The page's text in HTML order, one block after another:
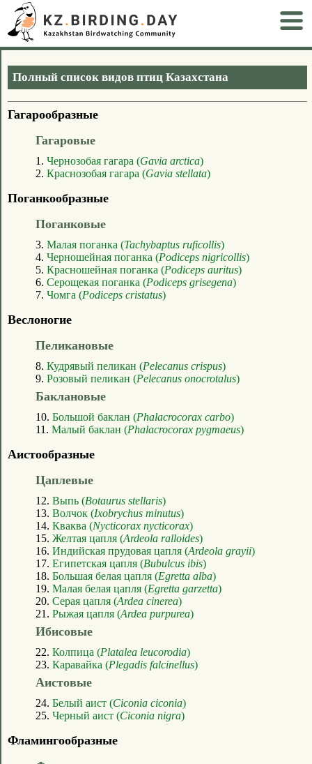
Полный список видов птиц Казахстана
Гагарообразные
Гагаровые
1. Чернозобая гагара (Gavia arctica)
2. Краснозобая гагара (Gavia stellata)
Поганкообразные
Поганковые
3. Малая поганка (Tachybaptus ruficollis)
4. Черношейная поганка (Podiceps nigricollis)
5. Красношейная поганка (Podiceps auritus)
6. Серощекая поганка (Podiceps grisegena)
7. Чомга (Podiceps cristatus)
Веслоногие
Пеликановые
8. Кудрявый пеликан (Pelecanus crispus)
9. Розовый пеликан (Pelecanus onocrotalus)
Баклановые
10. Большой баклан (Phalacrocorax carbo)
11. Малый баклан (Phalacrocorax pygmaeus)
Аистообразные
Цаплевые
12. Выпь (Botaurus stellaris)
13. Волчок (Ixobrychus minutus)
14. Кваква (Nycticorax nycticorax)
15. Желтая цапля (Ardeola ralloides)
16. Индийская прудовая цапля (Ardeola grayii)
17. Египетская цапля (Bubulcus ibis)
18. Большая белая цапля (Egretta alba)
19. Малая белая цапля (Egretta garzetta)
20. Серая цапля (Ardea cinerea)
21. Рыжая цапля (Ardea purpurea)
Ибисовые
22. Колпица (Platalea leucorodia)
23. Каравайка (Plegadis falcinellus)
Аистовые
24. Белый аист (Ciconia ciconia)
25. Черный аист (Ciconia nigra)
Фламингообразные